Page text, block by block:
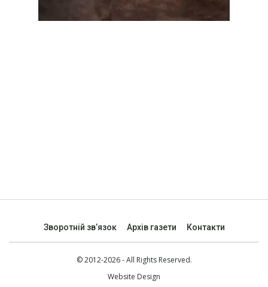
Зворотній зв’язок Архів газети Контакти
© 2012-2026 - All Rights Reserved.
Website Design